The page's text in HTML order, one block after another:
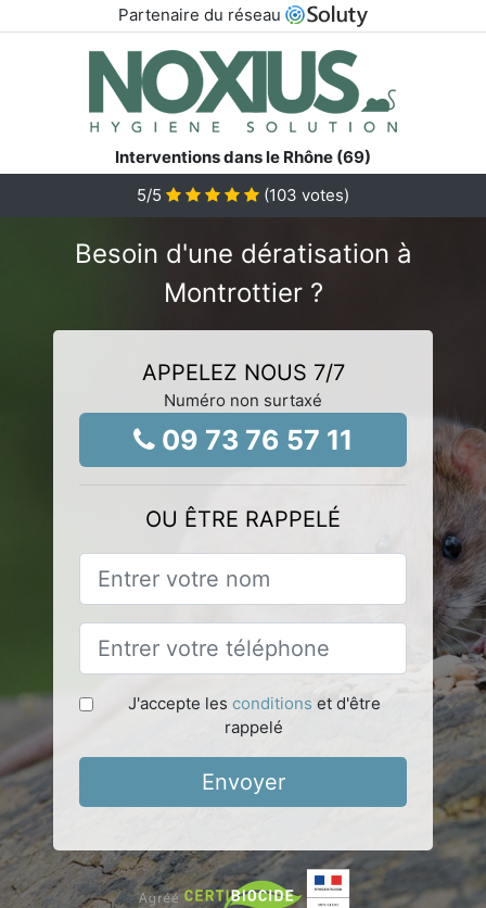
Partenaire du réseau
Interventions dans le Rhône (69)
5/5 (103 votes)
Besoin d'une dératisation à
Montrottier ?
APPELEZ NOUS 7/7
Numéro non surtaxé
09 73 76 57 11
OU ÊTRE RAPPELÉ
J'accepte les conditions et d'être
rappelé
Envoyer